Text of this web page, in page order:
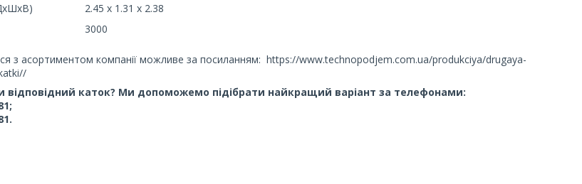
2.45 х 1.31 х 2.38
3000
з асортиментом компанії можливе за посиланням: https://www.technopodjem.com.ua/produkciya/drugaya-
відповідний каток? Ми допоможемо підібрати найкращий варіант за телефонами: